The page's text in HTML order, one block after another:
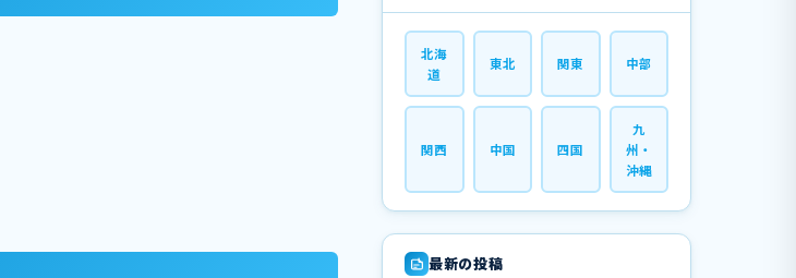
北海
道
東北 関東 中部
関西 中国 四国
九
州・
沖縄
最新の投稿